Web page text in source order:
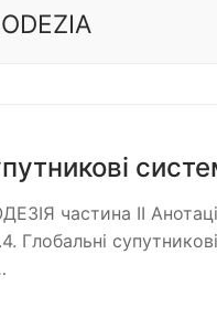
частина ІІ
супутникові